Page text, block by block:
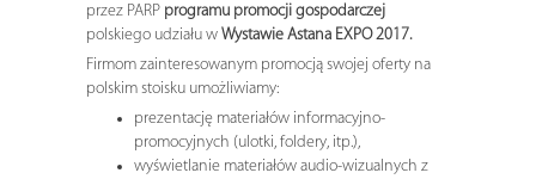
przez PARP programu promocji gospodarczej
polskiego udziału w Wystawie Astana EXPO 2017.
Firmom zainteresowanym promocją swojej oferty na
polskim stoisku umożliwiamy:
prezentację materiałów informacyjno-
promocyjnych (ulotki, foldery, itp.),
wyświetlanie materiałów audio-wizualnych z